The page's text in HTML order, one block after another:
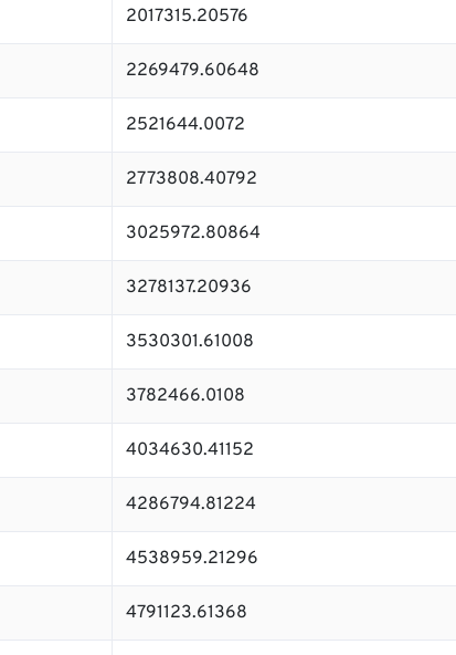
2017315.20576
2269479.60648
2521644.0072
2773808.40792
3025972.80864
3278137.20936
3530301.61008
3782466.0108
4034630.41152
4286794.81224
4538959.21296
4791123.61368